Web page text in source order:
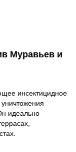
Муравьев и
инсектицидное
идеально